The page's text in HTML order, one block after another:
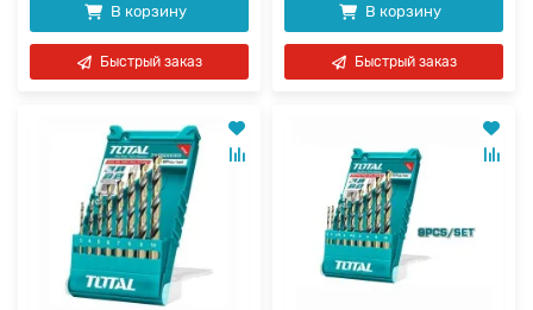
В корзину
Быстрый заказ
В корзину
Быстрый заказ